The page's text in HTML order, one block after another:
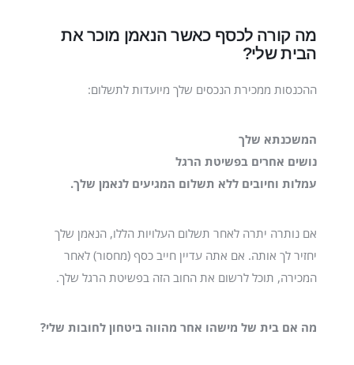
מה קורה לכסף כאשר הנאמן מוכר את
הבית שלי?
ההכנסות ממכירת הנכסים שלך מיועדות לתשלום:
המשכנתא שלך
נושים אחרים בפשיטת הרגל
עמלות וחיובים ללא תשלום המגיעים לנאמן שלך.
אם נותרה יתרה לאחר תשלום העלויות הללו, הנאמן שלך
יחזיר לך אותה. אם אתה עדיין חייב כסף (מחסור) לאחר
המכירה, תוכל לרשום את החוב הזה בפשיטת הרגל שלך.
מה אם בית של מישהו אחר מהווה ביטחון לחובות שלי?